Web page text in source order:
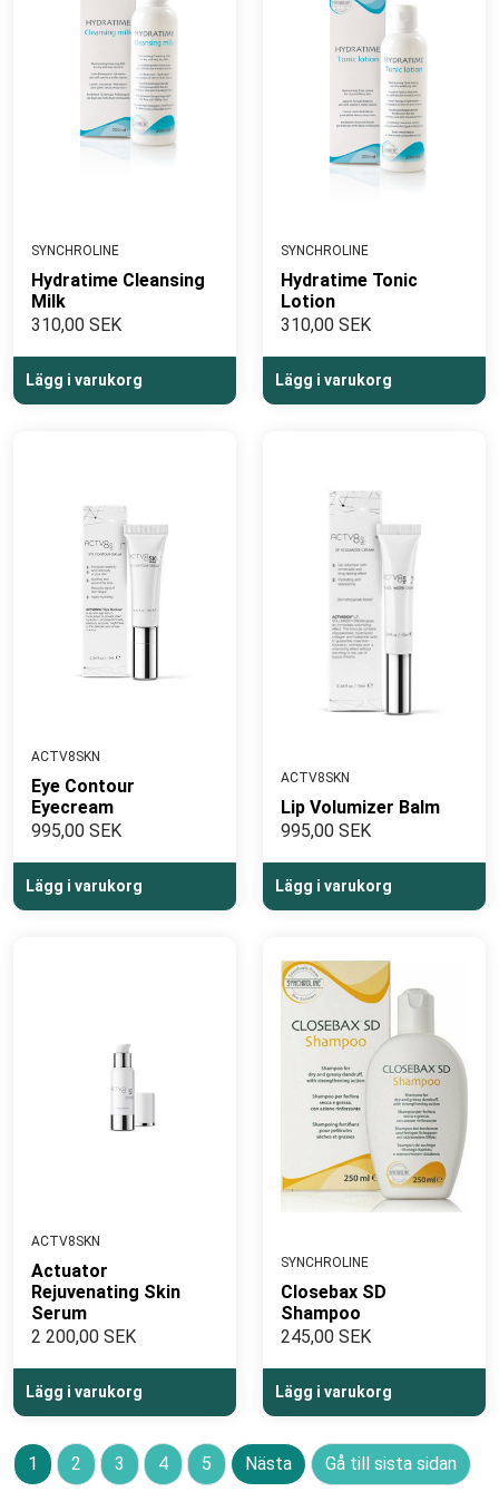
SYNCHROLINE
Hydratime Cleansing
Milk
310,00 SEK
Lägg i varukorg
SYNCHROLINE
Hydratime Tonic
Lotion
310,00 SEK
Lägg i varukorg
ACTV8SKN
Eye Contour
Eyecream
995,00 SEK
Lägg i varukorg
ACTV8SKN
Lip Volumizer Balm
995,00 SEK
Lägg i varukorg
ACTV8SKN
Actuator
Rejuvenating Skin
Serum
2 200,00 SEK
Lägg i varukorg
SYNCHROLINE
Closebax SD
Shampoo
245,00 SEK
Lägg i varukorg
1 2 3 4 5 Nästa Gå till sista sidan